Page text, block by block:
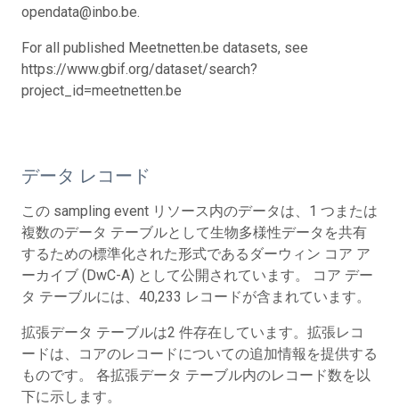
opendata@inbo.be.
For all published Meetnetten.be datasets, see
https://www.gbif.org/dataset/search?
project_id=meetnetten.be
データ レコード
この sampling event リソース内のデータは、1 つまたは
複数のデータ テーブルとして生物多様性データを共有
するための標準化された形式であるダーウィン コア ア
ーカイブ (DwC-A) として公開されています。 コア デー
タ テーブルには、40,233 レコードが含まれています。
拡張データ テーブルは2 件存在しています。拡張レコ
ードは、コアのレコードについての追加情報を提供する
ものです。 各拡張データ テーブル内のレコード数を以
下に示します。